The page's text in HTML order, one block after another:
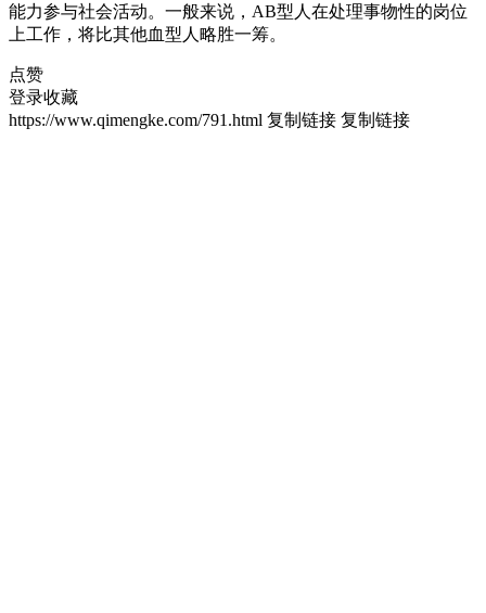
能力参与社会活动。一般来说，AB型人在处理事物性的岗位
上工作，将比其他血型人略胜一筹。
点赞
登录收藏
https://www.qimengke.com/791.html 复制链接 复制链接